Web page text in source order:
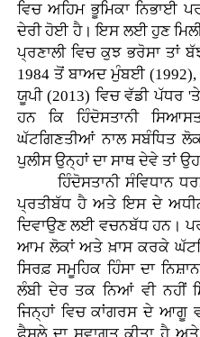
ਵਿਚ ਅਹਿਮ ਭੂਮਿਕਾ ਨਿਭਾਈ
ਦੇਰੀ ਹੋਈ ਹੈ। ਇਸ ਲਈ ਹੁਣ
ਪ੍ਰਣਾਲੀ ਵਿਚ ਕੁਝ ਭਰੋਸਾ ਤਾਂ
1984 ਤੋਂ ਬਾਅਦ ਮੁੰਬਈ
ਯੂਪੀ (2013) ਵਿਚ ਵੱਡੀ ਪੱਧਰ
ਹਨ ਕਿ ਹਿੰਦੋਸਤਾਨੀ
ਘੱਟਗਿਣਤੀਆਂ ਨਾਲ ਸਬੰਧਿਤ
ਪੁਲੀਸ ਉਨ੍ਹਾਂ ਦਾ ਸਾਥ ਦੇਵੇ ਤਾਂ
ਹਿੰਦੋਸਤਾਨੀ ਸੰਵਿਧਾਨ
ਪ੍ਰਤੀਬੱਧ ਹੈ ਅਤੇ ਇਸ ਦੇ
ਦਿਵਾਉਣ ਲਈ ਵਚਨਬੱਧ ਹਨ।
ਆਮ ਲੋਕਾਂ ਅਤੇ ਖ਼ਾਸ ਕਰਕੇ
ਸਿਰਫ਼ ਸਮੂਹਿਕ ਹਿੰਸਾ ਦਾ
ਲੰਬੀ ਦੇਰ ਤਕ ਨਿਆਂ ਵੀ ਨਹੀਂ
ਜਿਨ੍ਹਾਂ ਵਿਚ ਕਾਂਗਰਸ ਦੇ ਆਗੂ